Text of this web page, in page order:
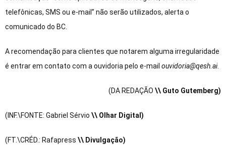
telefônicas, SMS ou e-mail” não serão utilizados, alerta o
comunicado do BC.
A recomendação para clientes que notarem alguma irregularidade
é entrar em contato com a ouvidoria pelo e-mail ouvidoria@qesh.ai.
(DA REDAÇÃO \\ Guto Gutemberg)
(INF.\FONTE: Gabriel Sérvio \\ Olhar Digital)
(FT.\CRÉD.: Rafapress \\ Divulgação)